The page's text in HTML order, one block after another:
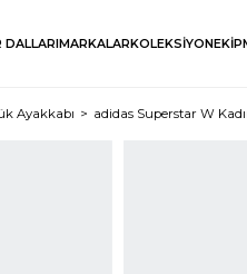
DALLARIMARKALARKOLEKSİYON
Ayakkabı adidas Superstar W